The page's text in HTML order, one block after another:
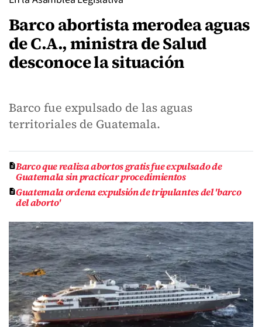
Barco abortista merodea aguas
de C.A., ministra de Salud
desconoce la situación
Barco fue expulsado de las aguas
territoriales de Guatemala.
Barco que realiza abortos gratis fue expulsado de
Guatemala sin practicar procedimientos
Guatemala ordena expulsión de tripulantes del 'barco
del aborto'